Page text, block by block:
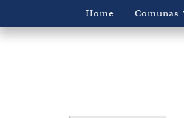
Home Comunas